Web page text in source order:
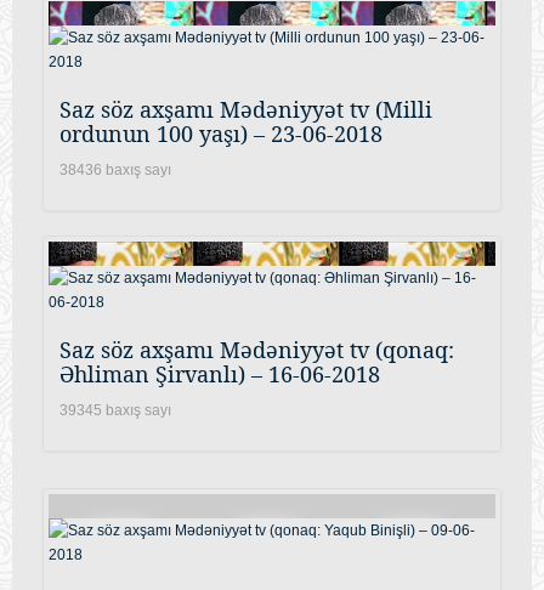
Saz söz axşamı Mədəniyyət tv (Milli
ordunun 100 yaşı) – 23-06-2018
38436 baxış sayı
Saz söz axşamı Mədəniyyət tv (qonaq:
Əhliman Şirvanlı) – 16-06-2018
39345 baxış sayı